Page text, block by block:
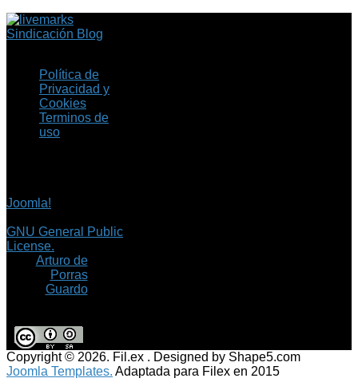
Sindicación Blog
Política de
Privacidad y
Cookies
Terminos de
uso
Joomla!
GNU General Public
License.
Arturo de
Porras
Guardo
Copyright © 2026. Fil.ex . Designed by Shape5.com
Joomla Templates. Adaptada para Filex en 2015